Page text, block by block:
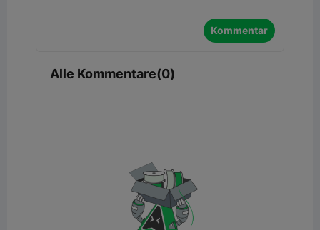
Kommentar
Alle Kommentare(0)